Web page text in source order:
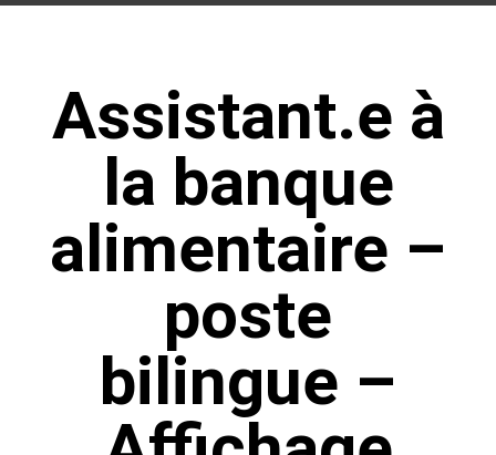
Assistant.e à
la banque
alimentaire –
poste
bilingue –